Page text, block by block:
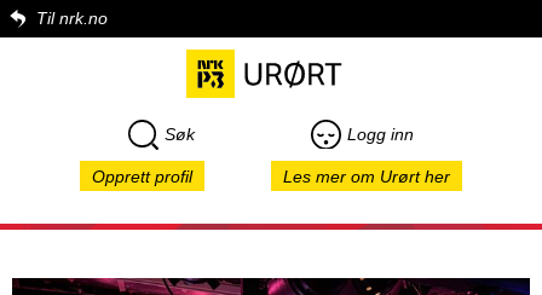
Til nrk.no
Søk Logg inn
Opprett profil Les mer om Urørt her